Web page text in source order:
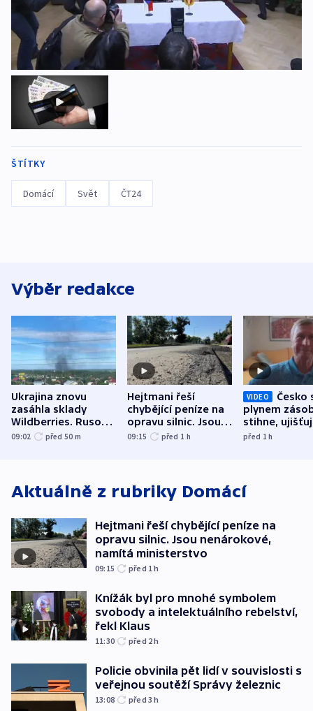
ŠTÍTKY
Domácí Svět ČT24
Výběr redakce
Ukrajina znovu
zasáhla sklady
Wildberries. Rusové
útočili v Charkovské
09:02 před 50 m
Hejtmani řeší
chybějící peníze na
opravu silnic. Jsou
nenárokové, namítá
09:15 před 1 h
VIDEO
Česko
plynem
stihne,
expert.
před 1h
Aktuálně z rubriky Domácí
Hejtmani řeší chybějící peníze na
opravu silnic. Jsou nenárokové,
namítá ministerstvo
09:15 před 1h
Knížák byl pro mnohé symbolem
svobody a intelektuálního rebelství,
řekl Klaus
11:30 před 2h
Policie obvinila pět lidí v souvislosti s
veřejnou soutěží Správy železnic
13:08 před 3h